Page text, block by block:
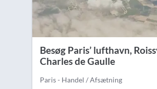
Besøg Paris’ lufthavn,
Charles de Gaulle
Paris - Handel / Afsætning